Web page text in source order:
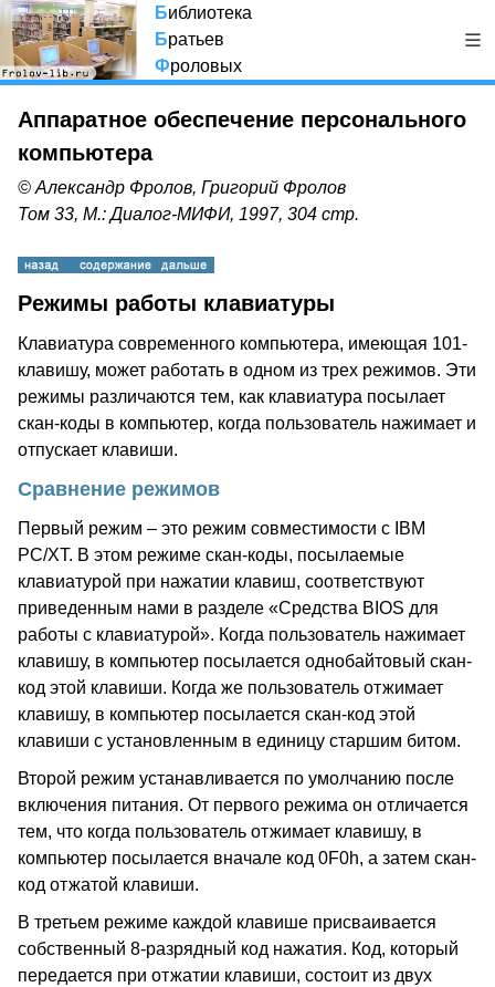
Библиотека
Братьев
Фроловых
Аппаратное обеспечение персонального
компьютера
© Александр Фролов, Григорий Фролов
Том 33, М.: Диалог-МИФИ, 1997, 304 стр.
Режимы работы клавиатуры
Клавиатура современного компьютера, имеющая 101-
клавишу, может работать в одном из трех режимов. Эти
режимы различаются тем, как клавиатура посылает
скан-коды в компьютер, когда пользователь нажимает и
отпускает клавиши.
Сравнение режимов
Первый режим – это режим совместимости с IBM
PC/XT. В этом режиме скан-коды, посылаемые
клавиатурой при нажатии клавиш, соответствуют
приведенным нами в разделе «Средства BIOS для
работы с клавиатурой». Когда пользователь нажимает
клавишу, в компьютер посылается однобайтовый скан-
код этой клавиши. Когда же пользователь отжимает
клавишу, в компьютер посылается скан-код этой
клавиши с установленным в единицу старшим битом.
Второй режим устанавливается по умолчанию после
включения питания. От первого режима он отличается
тем, что когда пользователь отжимает клавишу, в
компьютер посылается вначале код 0F0h, а затем скан-
код отжатой клавиши.
В третьем режиме каждой клавише присваивается
собственный 8-разрядный код нажатия. Код, который
передается при отжатии клавиши, состоит из двух